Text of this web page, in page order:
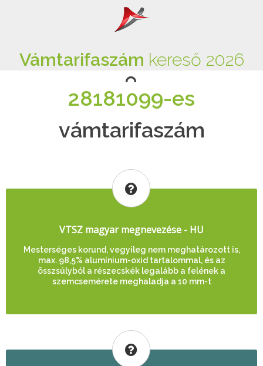
Vámtarifaszám kereső 2026
28181099-es
vámtarifaszám
VTSZ magyar megnevezése - HU
Mesterséges korund, vegyileg nem meghatározott is,
max. 98,5% alumínium-oxid tartalommal, és az
összsúlyból a részecskék legalább a felének a
szemcsemérete meghaladja a 10 mm-t